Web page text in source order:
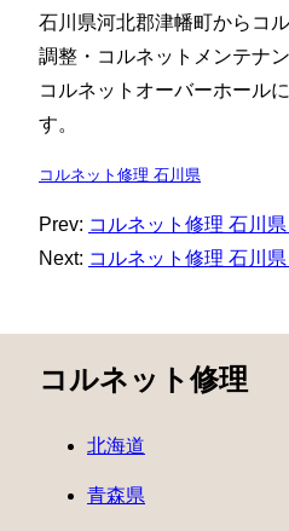
石川県河北郡津幡町からコ
調整・コルネットメンテナ
コルネットオーバーホール
す。
コルネット修理 石川県
Prev: コルネット修理 石川
Next: コルネット修理 石川
コルネット修理
北海道
青森県